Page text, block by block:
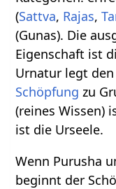
(Sattva, Rajas,
(Gunas). Die
Eigenschaft ist
Urnatur legt
Schöpfung zu
(reines Wissen)
ist die Urseele.
Wenn Purusha
beginnt der